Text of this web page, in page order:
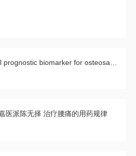
医派陈无择 治疗腰痛的用药规律